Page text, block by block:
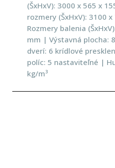
(ŠxHxV): 3000 x 565 x
rozmery (ŠxHxV): 3100
Rozmery balenia
mm | Výstavná plocha:
dverí: 6 krídlové
políc: 5 nastaviteľné |
kg/m³